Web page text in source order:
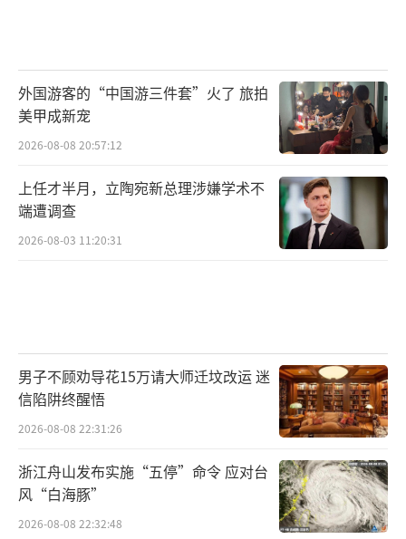
外国游客的“中国游三件套”火了 旅拍
美甲成新宠
2026-08-08 20:57:12
上任才半月，立陶宛新总理涉嫌学术不
端遭调查
2026-08-03 11:20:31
男子不顾劝导花15万请大师迁坟改运 迷
信陷阱终醒悟
2026-08-08 22:31:26
浙江舟山发布实施“五停”命令 应对台
风“白海豚”
2026-08-08 22:32:48